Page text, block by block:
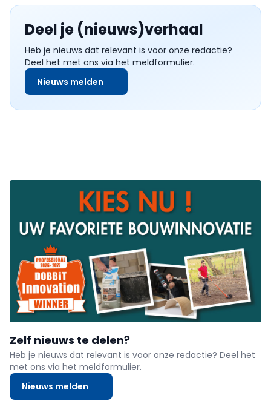
Deel je (nieuws)verhaal
Heb je nieuws dat relevant is voor onze redactie?
Deel het met ons via het meldformulier.
Nieuws melden
Zelf nieuws te delen?
Heb je nieuws dat relevant is voor onze redactie? Deel het
met ons via het meldformulier.
Nieuws melden